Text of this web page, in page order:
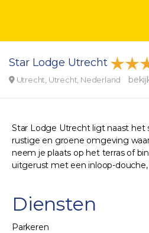
Star Lodge Utrecht
Utrecht, Utrecht, Nederland
Star Lodge Utrecht ligt naast het
rustige en groene omgeving
neem je plaats op het terras of
uitgerust met een inloop-
Diensten
Parkeren